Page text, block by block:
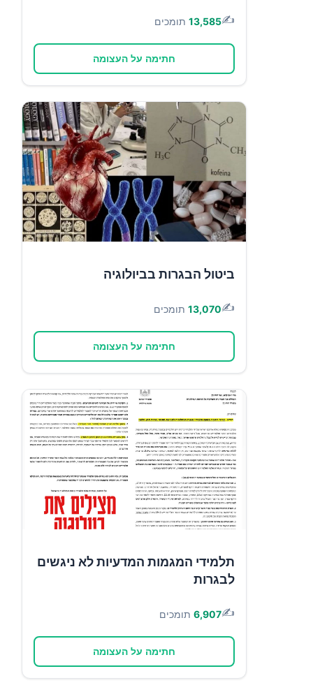
✍️
13,585 תומכים
חתימה על העצומה
ביטול הבגרות בביולוגיה
✍️
13,070 תומכים
חתימה על העצומה
תלמידי המגמות המדעיות לא ניגשים
לבגרות
✍️
6,907 תומכים
חתימה על העצומה